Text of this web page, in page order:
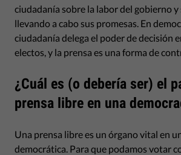
ciudadanía sobre la labor del gobierno
llevando a cabo sus promesas. En
ciudadanía delega el poder de decisión
electos, y la prensa es una forma de
¿Cuál es (o debería ser) el
prensa libre en una
Una prensa libre es un órgano vital en
democrática. Para que podamos votar